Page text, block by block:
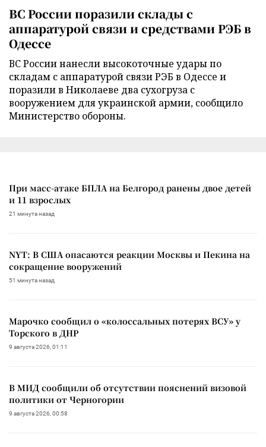
ВС России поразили склады с
аппаратурой связи и средствами РЭБ в
Одессе
ВС России нанесли высокоточные удары по
складам с аппаратурой связи РЭБ в Одессе и
поразили в Николаеве два сухогруза с
вооружением для украинской армии, сообщило
Министерство обороны.
При масс-атаке БПЛА на Белгород ранены двое детей
и 11 взрослых
21 минута назад
NYT: В США опасаются реакции Москвы и Пекина на
сокращение вооружений
51 минута назад
Марочко сообщил о «колоссальных потерях ВСУ» у
Торского в ДНР
9 августа 2026, 01:11
В МИД сообщили об отсутствии пояснений визовой
политики от Черногории
9 августа 2026, 00:58